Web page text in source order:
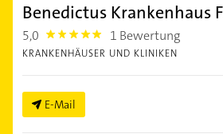
Benedictus Krankenhaus
5,0 5.0 1 Bewertung
KRANKENHÄUSER UND KLINIKEN
E-Mail